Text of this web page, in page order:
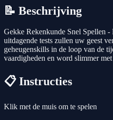
📝 Beschrijving
Gekke Rekenkunde Snel Spellen -
uitdagende tests zullen uw geest
geheugenskills in de loop van de
vaardigheden en word slimmer
📋 Instructies
Klik met de muis om te spelen